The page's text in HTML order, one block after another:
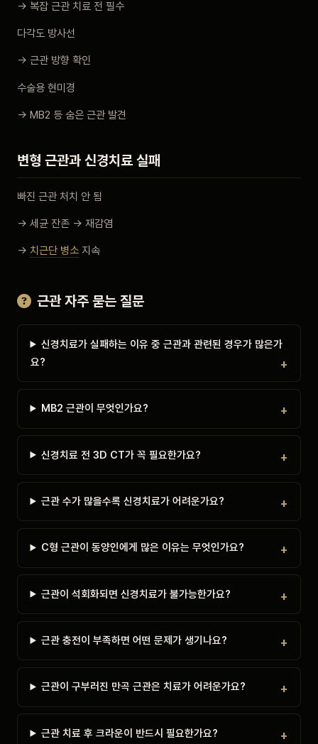
→ 복잡 근관 치료 전 필수
다각도 방사선
→ 근관 방향 확인
수술용 현미경
→ MB2 등 숨은 근관 발견
변형 근관과 신경치료 실패
빠진 근관 처치 안 됨
→ 세균 잔존 → 재감염
→ 치근단 병소 지속
근관 자주 묻는 질문
신경치료가 실패하는 이유 중 근관과 관련된 경우가 많은가
요?
MB2 근관이 무엇인가요?
신경치료 전 3D CT가 꼭 필요한가요?
근관 수가 많을수록 신경치료가 어려운가요?
C형 근관이 동양인에게 많은 이유는 무엇인가요?
근관이 석회화되면 신경치료가 불가능한가요?
근관 충전이 부족하면 어떤 문제가 생기나요?
근관이 구부러진 만곡 근관은 치료가 어려운가요?
근관 치료 후 크라운이 반드시 필요한가요?